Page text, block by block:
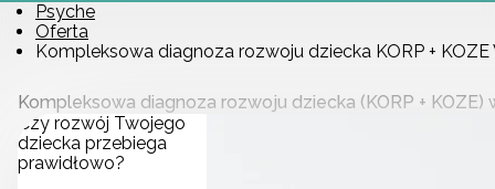
Psyche
Oferta
Kompleksowa diagnoza rozwoju dziecka KORP + KOZE
Kompleksowa diagnoza rozwoju dziecka (KORP + KOZE)
Czy rozwój Twojego
dziecka przebiega
prawidłowo?